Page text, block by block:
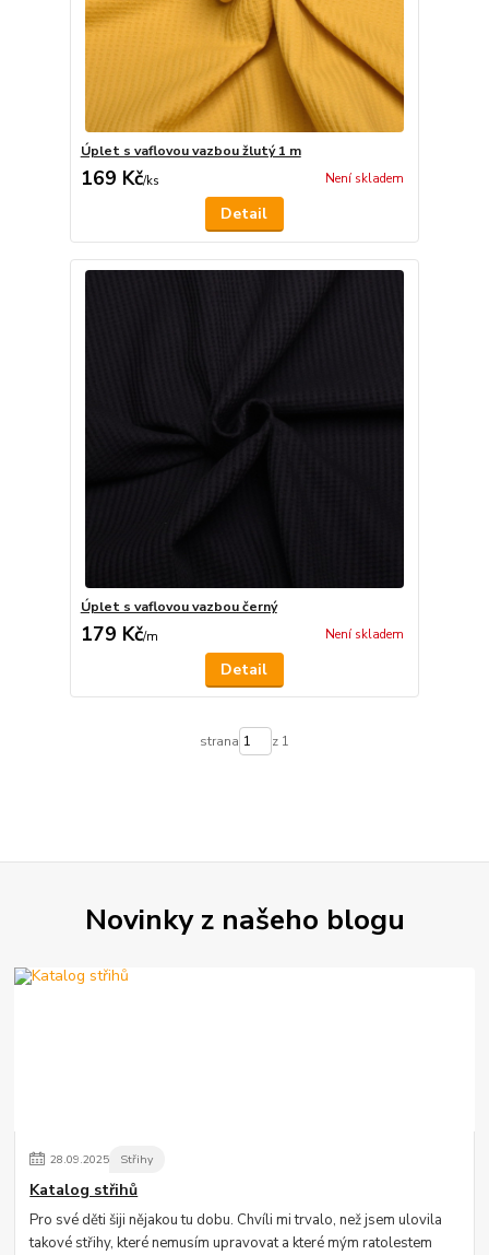
Úplet s vaflovou vazbou žlutý 1 m
169 Kč/ks Není skladem
Detail
Úplet s vaflovou vazbou černý
179 Kč/m Není skladem
Detail
strana z 1
Novinky z našeho blogu
28.09.2025 Střihy
Katalog střihů
Pro své děti šiji nějakou tu dobu. Chvíli mi trvalo, než jsem ulovila
takové střihy, které nemusím upravovat a které mým ratolestem